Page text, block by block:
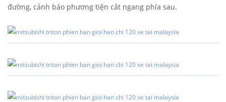
đường, cảnh báo phương tiện cắt ngang phía sau.